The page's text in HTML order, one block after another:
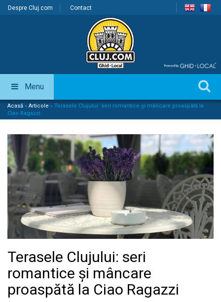
Despre Cluj.com Contact
Menu
Acasă » Articole » Terasele Clujului: seri romantice și mâncare proaspătă la
Ciao Ragazzi
Terasele Clujului: seri
romantice și mâncare
proaspătă la Ciao Ragazzi